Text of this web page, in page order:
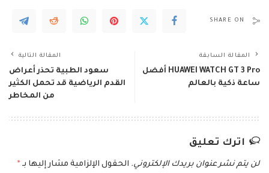
SHARE ON
المقالة السابقة
HUAWEI WATCH GT 3 Pro أفضل
ساعة ذكية بالعالم
المقالة التالية
سعود الطبية تحذر أعراض
القدم الرياضية قد تحمل الكثير
من المخاطر
اترك تعليق
لن يتم نشر عنوان بريدك الإلكتروني. الحقول الإلزامية مشار إليها بـ *